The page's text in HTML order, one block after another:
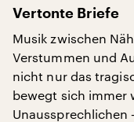
Vertonte Briefe
Musik zwischen
Verstummen und
nicht nur das
bewegt sich immer
Unaussprechlichen